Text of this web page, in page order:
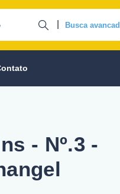
Busca
- Nº.3 -